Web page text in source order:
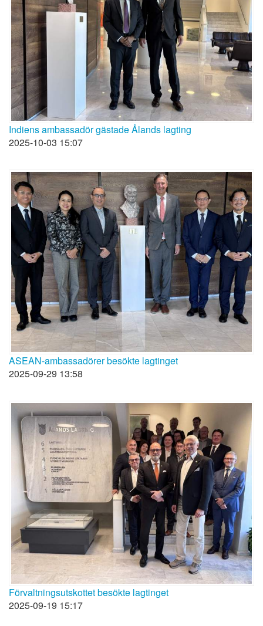
Indiens ambassadör gästade Ålands lagting
2025-10-03 15:07
ASEAN-ambassadörer besökte lagtinget
2025-09-29 13:58
Förvaltningsutskottet besökte lagtinget
2025-09-19 15:17